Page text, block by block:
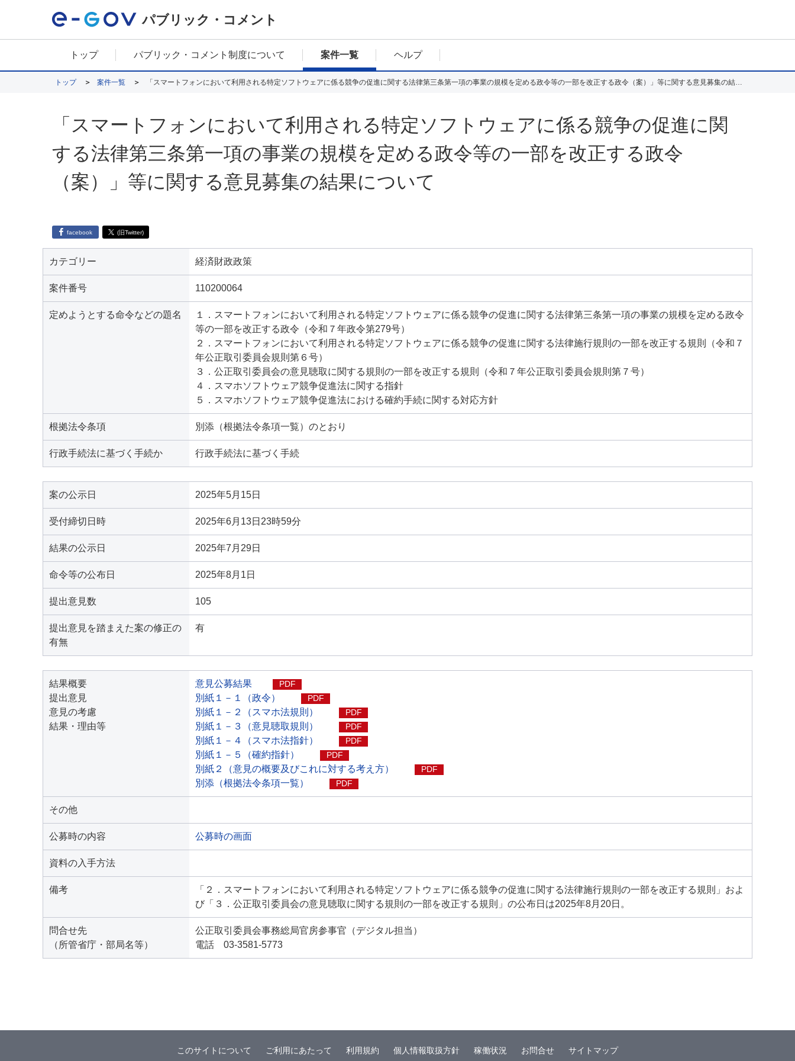
パブリック・コメント
トップ パブリック・コメント制度について 案件一覧 ヘルプ
トップ 案件一覧 「スマートフォンにおいて利用される特定ソフトウェアに係る競争の促進に関する法律第三条第一項の事業の規模を定める政令等の一部を改正する政令（案）」等に関する意見募集の結果について
「スマートフォンにおいて利用される特定ソフトウェアに係る競争の促進に関
する法律第三条第一項の事業の規模を定める政令等の一部を改正する政令
（案）」等に関する意見募集の結果について
facebook (旧Twitter)
カテゴリー 経済財政政策
案件番号 110200064
定めようとする命令などの題名
１．スマートフォンにおいて利用される特定ソフトウェアに係る競争の促進に関する法律第三条第一項の事業の規模を定める政令
等の一部を改正する政令（令和７年政令第279号）
２．スマートフォンにおいて利用される特定ソフトウェアに係る競争の促進に関する法律施行規則の一部を改正する規則（令和７
年公正取引委員会規則第６号）
３．公正取引委員会の意見聴取に関する規則の一部を改正する規則（令和７年公正取引委員会規則第７号）
４．スマホソフトウェア競争促進法に関する指針
５．スマホソフトウェア競争促進法における確約手続に関する対応方針
根拠法令条項 別添（根拠法令条項一覧）のとおり
行政手続法に基づく手続か 行政手続法に基づく手続
案の公示日 2025年5月15日
受付締切日時 2025年6月13日23時59分
結果の公示日 2025年7月29日
命令等の公布日 2025年8月1日
提出意見数 105
提出意見を踏まえた案の修正の
有無
有
結果概要
提出意見
意見の考慮
結果・理由等
意見公募結果 PDF
別紙１－１（政令） PDF
別紙１－２（スマホ法規則） PDF
別紙１－３（意見聴取規則） PDF
別紙１－４（スマホ法指針） PDF
別紙１－５（確約指針） PDF
別紙２（意見の概要及びこれに対する考え方） PDF
別添（根拠法令条項一覧） PDF
その他
公募時の内容 公募時の画面
資料の入手方法
備考
「２．スマートフォンにおいて利用される特定ソフトウェアに係る競争の促進に関する法律施行規則の一部を改正する規則」およ
び「３．公正取引委員会の意見聴取に関する規則の一部を改正する規則」の公布日は2025年8月20日。
問合せ先
（所管省庁・部局名等）
公正取引委員会事務総局官房参事官（デジタル担当）
電話 03-3581-5773
このサイトについて ご利用にあたって 利用規約 個人情報取扱方針 稼働状況 お問合せ サイトマップ